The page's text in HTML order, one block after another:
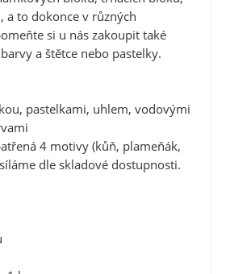
a to dokonce v různých
si u nás zakoupit také
a štětce nebo pastelky.
pastelkami, uhlem, vodovými
4 motivy (kůň, plameňák,
dle skladové dostupnosti.